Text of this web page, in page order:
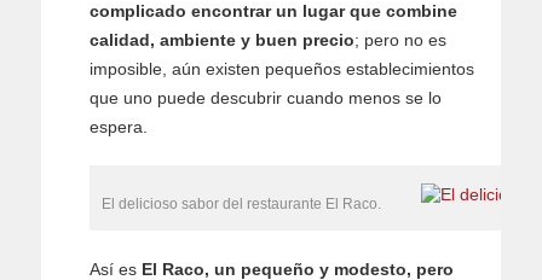
complicado encontrar un lugar que combine
calidad, ambiente y buen precio; pero no es
imposible, aún existen pequeños establecimientos
que uno puede descubrir cuando menos se lo
espera.
El delicioso sabor del restaurante El Raco.
Así es El Raco, un pequeño y modesto, pero